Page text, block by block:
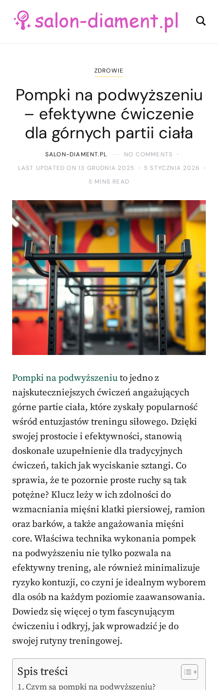
ZDROWIE
Pompki na podwyższeniu
– efektywne ćwiczenie
dla górnych partii ciała
SALON-DIAMENT.PL
NO COMMENTS
LAST UPDATED ON 13 GRUDNIA 2025
5 STYCZNIA 2026
5 MINS READ
Pompki na podwyższeniuto jedno z
najskuteczniejszych ćwiczeń angażujących
górne partie ciała, które zyskały popularność
wśród entuzjastów treningu siłowego. Dzięki
swojej prostocie i efektywności, stanowią
doskonałe uzupełnienie dla tradycyjnych
ćwiczeń, takich jak wyciskanie sztangi. Co
sprawia, że te pozornie proste ruchy są tak
potężne? Klucz leży w ich zdolności do
wzmacniania mięśni klatki piersiowej, ramion
oraz barków, a także angażowania mięśni
core. Właściwa technika wykonania pompek
na podwyższeniu nie tylko pozwala na
efektywny trening, ale również minimalizuje
ryzyko kontuzji, co czyni je idealnym wyborem
dla osób na każdym poziomie zaawansowania.
Dowiedz się więcej o tym fascynującym
ćwiczeniu i odkryj, jak wprowadzić je do
swojej rutyny treningowej.
Spis treści
Czym są pompki na podwyższeniu?